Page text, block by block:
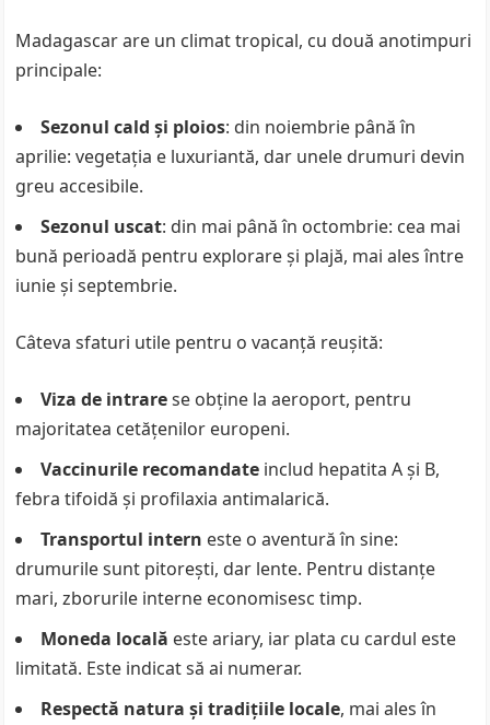
Madagascar are un climat tropical, cu două anotimpuri
principale:
Sezonul cald și ploios: din noiembrie până în
aprilie: vegetația e luxuriantă, dar unele drumuri devin
greu accesibile.
Sezonul uscat: din mai până în octombrie: cea mai
bună perioadă pentru explorare și plajă, mai ales între
iunie și septembrie.
Câteva sfaturi utile pentru o vacanță reușită:
Viza de intrarese obține la aeroport, pentru
majoritatea cetățenilor europeni.
Vaccinurile recomandate includ hepatita A și B,
febra tifoidă și profilaxia antimalarică.
Transportul intern este o aventură în sine:
drumurile sunt pitorești, dar lente. Pentru distanțe
mari, zborurile interne economisesc timp.
Moneda locală este ariary, iar plata cu cardul este
limitată. Este indicat să ai numerar.
Respectă natura și tradițiile locale, mai ales în